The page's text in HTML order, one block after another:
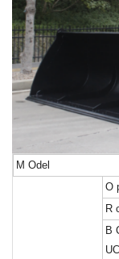
M Odel
O
R
B